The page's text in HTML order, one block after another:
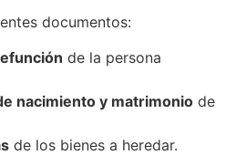
documentos:
de la persona
nacimiento y matrimonio de
de los bienes a heredar.